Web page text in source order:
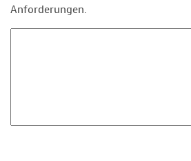
Anforderungen.